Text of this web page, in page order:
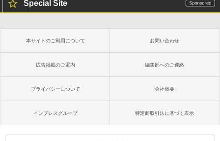
方 マニュアル AI副業にもコンテンツ作成
にもKindle出版にも！ 非エンジニアのた
￥99
FM TOWNS ハイパー・カタログ: 本体ハ
ードウェア・市販ソフトウェアのパーフ
￥1,600
Kindle Paperwhite シグニチャーエディ
るさ自動調整、色調調節ライト、12週間
持続バッテリー、広告なし、メタリック
Amazon Kindle Colorsoft | 16GBストレ
ージ、防水、7インチカラーディスプレ
イ、色調調節ライト、最大8週間持続バッ
テリー、広告無し、ブラック (2025年発
売)
Special Site
本サイトのご利用について お問い合わせ
広告掲載のご案内 編集部へのご連絡
プライバシーについて 会社概要
インプレスグループ 特定商取引法に基づく表示